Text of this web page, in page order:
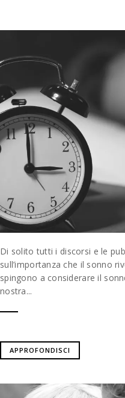
Di solito tutti i discorsi e le
sull’importanza che il sonno
spingono a considerare il
nostra...
APPROFONDISCI